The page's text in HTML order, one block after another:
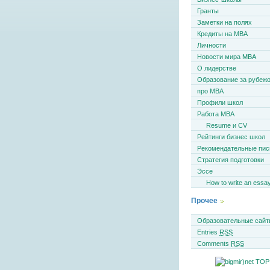
Гранты
Заметки на полях
Кредиты на MBA
Личности
Новости мира MBA
О лидерстве
Образование за
про MBA
Профили школ
Работа MBA
Resume и CV
Рейтинги бизнес школ
Рекомендательные
Стратегия подготовки
Эссе
How to write an
Прочее
Образовательные
Entries RSS
Comments RSS